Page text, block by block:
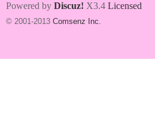
Powered by Discuz! X3.4 Licensed
© 2001-2013 Comsenz Inc.